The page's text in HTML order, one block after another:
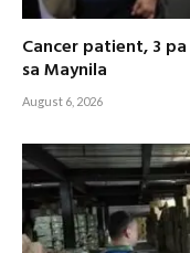
Cancer patient, 3
sa Maynila
August 6, 2026